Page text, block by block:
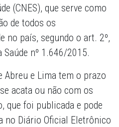
(CNES), que serve como
de todos os
no país, segundo o art. 2º,
nº 1.646/2015.
Abreu e Lima tem o prazo
acata ou não com os
que foi publicada e pode
no Diário Oficial Eletrônico